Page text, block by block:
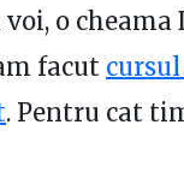
o cheama
facut
. Pentru cat